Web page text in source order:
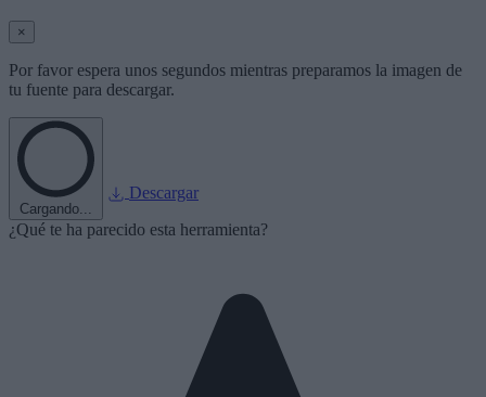
×
Por favor espera unos segundos mientras preparamos la imagen de
tu fuente para descargar.
Cargando...
Descargar
¿Qué te ha parecido esta herramienta?